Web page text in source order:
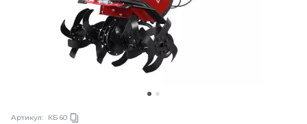
Артикул: КБ 60